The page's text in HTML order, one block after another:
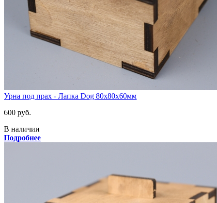
Урна под прах - Лапка Dog 80х80х60мм
600 руб.
В наличии
Подробнее